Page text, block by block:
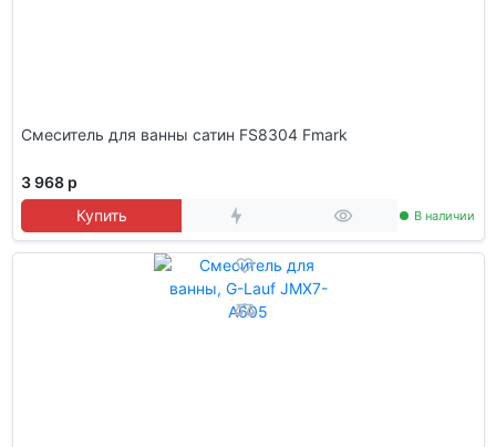
Смеситель для ванны сатин FS8304 Fmark
3 968 р
Купить
В наличии